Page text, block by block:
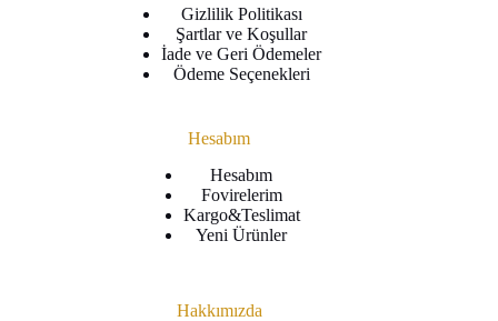
Gizlilik Politikası
Şartlar ve Koşullar
İade ve Geri Ödemeler
Ödeme Seçenekleri
Hesabım
Hesabım
Fovirelerim
Kargo&Teslimat
Yeni Ürünler
Hakkımızda